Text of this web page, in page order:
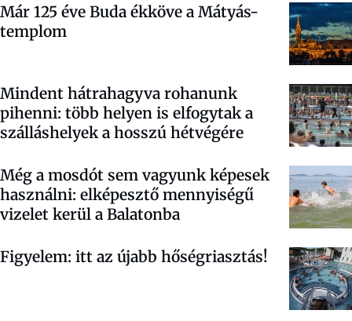
Már 125 éve Buda ékköve a Mátyás-
templom
Mindent hátrahagyva rohanunk
pihenni: több helyen is elfogytak a
szálláshelyek a hosszú hétvégére
Még a mosdót sem vagyunk képesek
használni: elképesztő mennyiségű
vizelet kerül a Balatonba
Figyelem: itt az újabb hőségriasztás!